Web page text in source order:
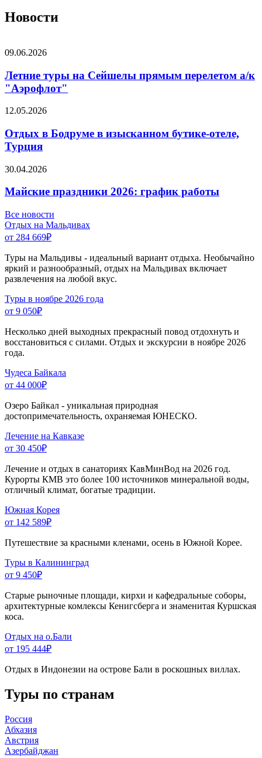
Новости
09.06.2026
Летние туры на Сейшелы прямым перелетом а/к
"Аэрофлот"
12.05.2026
Отдых в Бодруме в изысканном бутике-отеле,
Турция
30.04.2026
Майские праздники 2026: график работы
Все новости
Отдых на Мальдивах
от 284 669₽
Туры на Мальдивы - идеальный вариант отдыха. Необычайно
яркий и разнообразный, отдых на Мальдивах включает
развлечения на любой вкус.
Туры в ноябре 2026 года
от 9 050₽
Несколько дней выходных прекрасный повод отдохнуть и
восстановиться с силами. Отдых и экскурсии в ноябре 2026
года.
Чудеса Байкала
от 44 000₽
Озеро Байкал - уникальная природная
достопримечательность, охраняемая ЮНЕСКО.
Лечение на Кавказе
от 30 450₽
Лечение и отдых в санаториях КавМинВод на 2026 год.
Курорты КМВ это более 100 источников минеральной воды,
отличный климат, богатые традиции.
Южная Корея
от 142 589₽
Путешествие за красными кленами, осень в Южной Корее.
Туры в Калининград
от 9 450₽
Старые рыночные площади, кирхи и кафедральные соборы,
архитектурные комлексы Кенигсберга и знаменитая Куршская
коса.
Отдых на о.Бали
от 195 444₽
Отдых в Индонезии на острове Бали в роскошных виллах.
Туры по странам
Россия
Абхазия
Австрия
Азербайджан